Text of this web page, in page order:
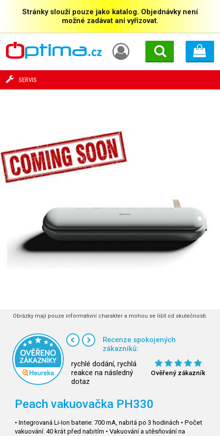
Stránky slouží pouze jako katalog. Objednávky není
možné zadávat ani vyřizovat.
SERVIS
Obrázky mají pouze informativní charakter a mohou se lišit od skutečnosti.
Recenze spokojených
zákazníků:
rychlé dodání, rychlá
reakce na následný
dotaz
Ověřený zákazník
Peach vakuovačka PH330
• Integrovaná Li-Ion baterie: 700 mA, nabitá po 3 hodinách • Počet
vakuování: 40 krát před nabitím • Vakuování a utěsňování na